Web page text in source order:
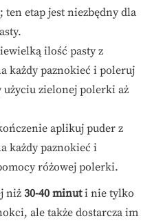
etap jest niezbędny dla
ilość pasty z
każdy paznokieć i poleruj
zielonej polerki aż
aplikuj puder z
każdy paznokieć i
różowej polerki.
niż 30-40 minuti nie tylko
ale także dostarcza im